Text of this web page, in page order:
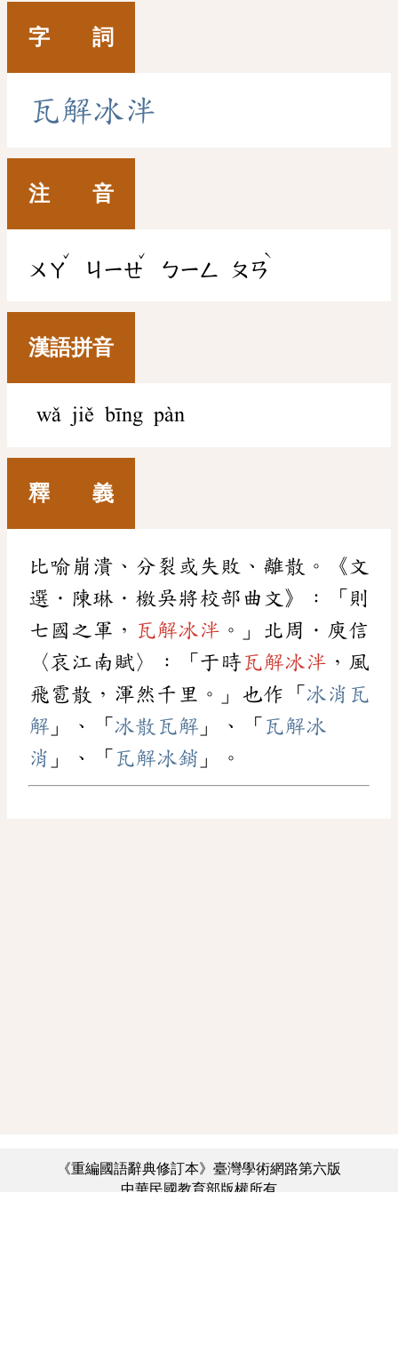
字 詞
瓦解冰泮
注 音
ㄨㄚ
ˇ
ㄐㄧㄝ
ˇ
ㄅㄧㄥ ㄆㄢ
ˋ
漢語拼音
wǎ jiě bīng pàn
釋 義
比喻崩潰、分裂或失敗、離散。《文
選．陳琳．檄吳將校部曲文》：「則
七國之軍， 瓦解冰泮 。」北周．庾信
〈哀江南賦〉：「于時瓦解冰泮 ，風
飛雹散，渾然千里。」也作「 冰消瓦
解 」、「 冰散瓦解 」、「 瓦解冰
消 」、「 瓦解冰銷 」。
《重編國語辭典修訂本》臺灣學術網路第六版
中華民國教育部版權所有